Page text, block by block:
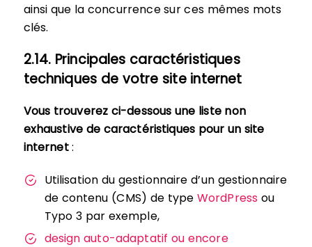
ainsi que la concurrence sur ces mêmes mots
clés.
2.14. Principales caractéristiques
techniques de votre site internet
Vous trouverez ci-dessous une liste non
exhaustive de caractéristiques pour un site
internet:
Utilisation du gestionnaire d’un gestionnaire
de contenu (CMS) de type WordPress ou
Typo 3 par exemple,
design auto-adaptatif ou encore